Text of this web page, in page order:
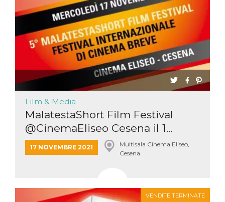
Film & Media
MalatestaShort Film Festival
@CinemaEliseo Cesena il 1...
17 NOVEMBRE 2021
Multisala Cinema Eliseo,
Cesena
VENDITE TERMINATE